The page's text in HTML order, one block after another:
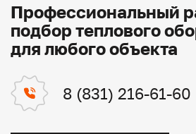
Профессиональный
подбор теплового
для любого объекта
8 (831) 216-61-60